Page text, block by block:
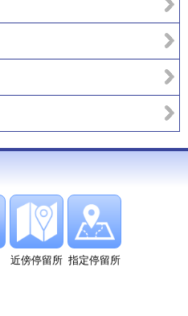
近傍停留所 指定停留所